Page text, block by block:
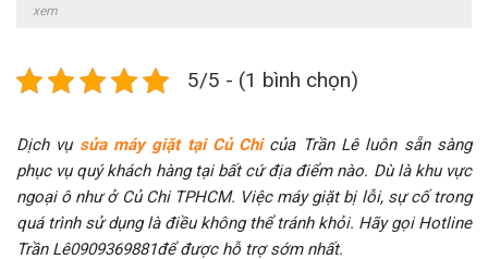
xem
5/5 - (1 bình chọn)
Dịch vụ sửa máy giặt tại Củ Chi của Trần Lê luôn sẵn sàng
phục vụ quý khách hàng tại bất cứ địa điểm nào. Dù là khu vực
ngoại ô như ở Củ Chi TPHCM. Việc máy giặt bị lỗi, sự cố trong
quá trình sử dụng là điều không thể tránh khỏi. Hãy gọi Hotline
Trần Lê0909369881để được hỗ trợ sớm nhất.